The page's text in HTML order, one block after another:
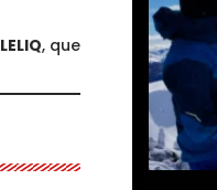
LELIQ, que